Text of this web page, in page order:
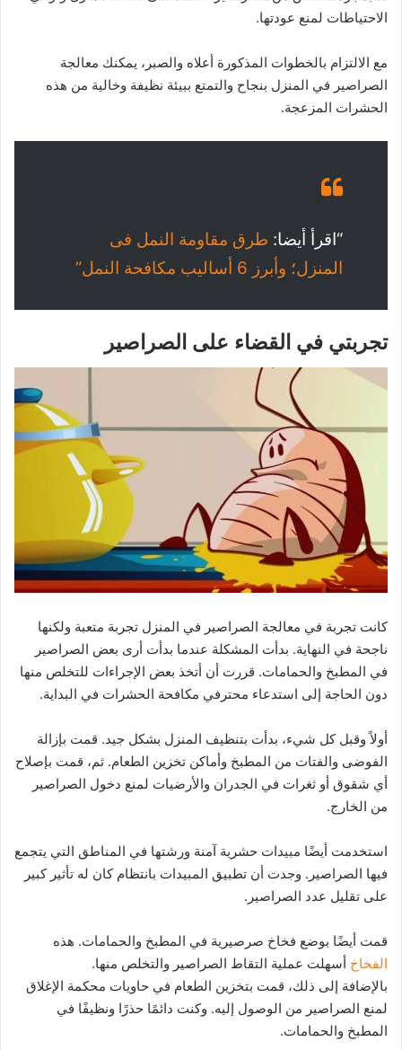
الاحتياطات لمنع عودتها.
مع الالتزام بالخطوات المذكورة أعلاه والصبر، يمكنك معالجة
الصراصير في المنزل بنجاح والتمتع ببيئة نظيفة وخالية من هذه
الحشرات المزعجة.
“اقرأ أيضا: طرق مقاومة النمل فى
المنزل؛ وأبرز 6 أساليب مكافحة النمل”
تجربتي في القضاء على الصراصير
كانت تجربة في معالجة الصراصير في المنزل تجربة متعبة ولكنها
ناجحة في النهاية. بدأت المشكلة عندما بدأت أرى بعض الصراصير
في المطبخ والحمامات. قررت أن أتخذ بعض الإجراءات للتخلص منها
دون الحاجة إلى استدعاء محترفي مكافحة الحشرات في البداية.
أولاً وقبل كل شيء، بدأت بتنظيف المنزل بشكل جيد. قمت بإزالة
الفوضى والفتات من المطبخ وأماكن تخزين الطعام. ثم، قمت بإصلاح
أي شقوق أو ثغرات في الجدران والأرضيات لمنع دخول الصراصير
من الخارج.
استخدمت أيضًا مبيدات حشرية آمنة ورشتها في المناطق التي يتجمع
فيها الصراصير. وجدت أن تطبيق المبيدات بانتظام كان له تأثير كبير
على تقليل عدد الصراصير.
قمت أيضًا بوضع فخاخ صرصيرية في المطبخ والحمامات. هذه
الفخاخ أسهلت عملية التقاط الصراصير والتخلص منها.
بالإضافة إلى ذلك، قمت بتخزين الطعام في حاويات محكمة الإغلاق
لمنع الصراصير من الوصول إليه. وكنت دائمًا حذرًا ونظيفًا في
المطبخ والحمامات.